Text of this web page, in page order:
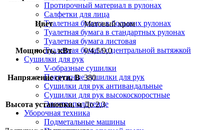
Протирочный материал в рулонах
Салфетки для лица
Туалетная бумага в больших рулонах
Туалетная бумага в стандартных рулонах
Туалетная бумага листовая
Туалетная бумага с центральной вытяжкой
Сушилки для рук
V-образные сушилки
Погружные сушилки для рук
Сушилки для рук антивандальные
Сушилки для рук высокоскоростные
Электрополотенце
Уборочная техника
Подметальные машины
Цвет Матовый хром
Мощность, кВт 0/4,5/9,0
Напряжение сети, В 380
Высота установки, м До 2,3